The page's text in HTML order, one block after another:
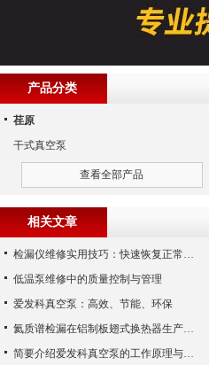
产品分类
荏原
干式真空泵
查看全部产品
相关文章
检漏仪维修实用技巧：快速恢复正常运行
低温泵维修中的质量控制与管理
爱发科真空泵：高效、节能、环保
氦质谱检漏在铝制板翅式换热器生产中的应用
简要介绍爱发科真空泵的工作原理与主要部件